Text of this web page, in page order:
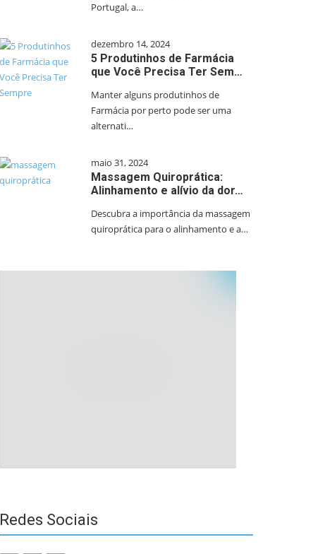
Portugal, a…
dezembro 14, 2024
5 Produtinhos de Farmácia
que Você Precisa Ter Sem…
Manter alguns produtinhos de
Farmácia por perto pode ser uma
alternati…
maio 31, 2024
Massagem Quiroprática:
Alinhamento e alívio da dor…
Descubra a importância da massagem
quiroprática para o alinhamento e a…
Redes Sociais